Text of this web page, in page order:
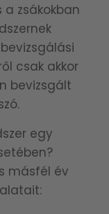
zsákokban
csak akkor
bevizsgált
egy
másfél év